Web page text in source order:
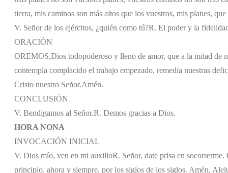
tierra, mis caminos son más altos que los vuestros, mis planes,
V. Señor de los ejércitos, ¿quién como tú?R. El poder y la
ORACIÓN
OREMOS,Dios todopoderoso y lleno de amor, que a la mitad de
contempla complacido el trabajo empezado, remedia nuestras
Cristo nuestro Señor.Amén.
CONCLUSIÓN
V. Bendigamos al Señor.R. Demos gracias a Dios.
HORA NONA
INVOCACIÓN INICIAL
V. Dios mío, ven en mi auxilioR. Señor, date prisa en
principio, ahora y siempre, por los siglos de los siglos. Amén.